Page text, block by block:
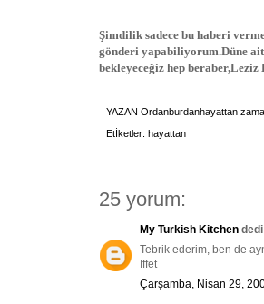
Şimdilik sadece bu haberi
gönderi yapabiliyorum.Düne
bekleyeceğiz hep beraber,Leziz
YAZAN Ordanburdanhayattan
Etİketler: hayattan
25 yorum:
My Turkish Kitchen
Tebrik ederim, ben de
Iffet
Çarşamba, Nisan 29,